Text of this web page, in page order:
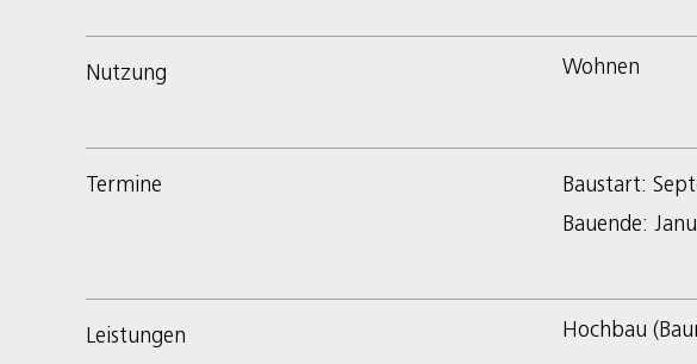
Nutzung Wohnen
Termine
Baustart:
Bauende:
Leistungen Hochbau